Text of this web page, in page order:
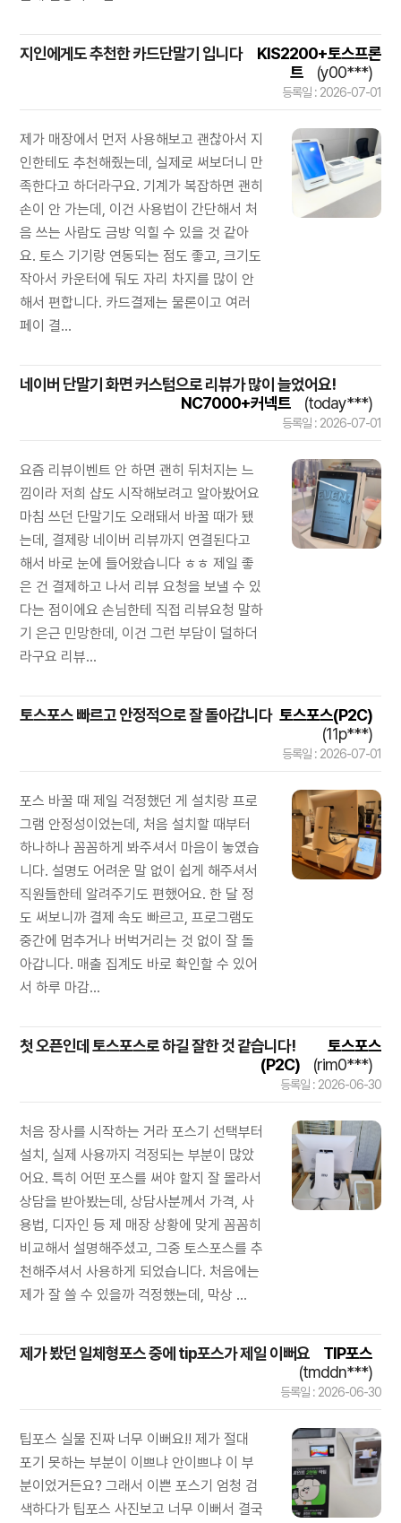
지인에게도 추천한 카드단말기 입니다
KIS2200+토스프론
트
(y00***)
등록일 : 2026-07-01
제가 매장에서 먼저 사용해보고 괜찮아서 지
인한테도 추천해줬는데, 실제로 써보더니 만
족한다고 하더라구요. 기계가 복잡하면 괜히
손이 안 가는데, 이건 사용법이 간단해서 처
음 쓰는 사람도 금방 익힐 수 있을 것 같아
요. 토스 기기랑 연동되는 점도 좋고, 크기도
작아서 카운터에 둬도 자리 차지를 많이 안
해서 편합니다. 카드결제는 물론이고 여러
페이 결...
네이버 단말기 화면 커스텀으로 리뷰가 많이 늘었어요!
NC7000+커넥트
(today***)
등록일 : 2026-07-01
요즘 리뷰이벤트 안 하면 괜히 뒤처지는 느
낌이라 저희 샵도 시작해보려고 알아봤어요
마침 쓰던 단말기도 오래돼서 바꿀 때가 됐
는데, 결제랑 네이버 리뷰까지 연결된다고
해서 바로 눈에 들어왔습니다 ㅎㅎ 제일 좋
은 건 결제하고 나서 리뷰 요청을 보낼 수 있
다는 점이에요 손님한테 직접 리뷰요청 말하
기 은근 민망한데, 이건 그런 부담이 덜하더
라구요 리뷰...
토스포스 빠르고 안정적으로 잘 돌아갑니다 토스포스(P2C)
(11p***)
등록일 : 2026-07-01
포스 바꿀 때 제일 걱정했던 게 설치랑 프로
그램 안정성이었는데, 처음 설치할 때부터
하나하나 꼼꼼하게 봐주셔서 마음이 놓였습
니다. 설명도 어려운 말 없이 쉽게 해주셔서
직원들한테 알려주기도 편했어요. 한 달 정
도 써보니까 결제 속도 빠르고, 프로그램도
중간에 멈추거나 버벅거리는 것 없이 잘 돌
아갑니다. 매출 집계도 바로 확인할 수 있어
서 하루 마감...
첫 오픈인데 토스포스로 하길 잘한 것 같습니다!
토스포스
(P2C)
(rim0***)
등록일 : 2026-06-30
처음 장사를 시작하는 거라 포스기 선택부터
설치, 실제 사용까지 걱정되는 부분이 많았
어요. 특히 어떤 포스를 써야 할지 잘 몰라서
상담을 받아봤는데, 상담사분께서 가격, 사
용법, 디자인 등 제 매장 상황에 맞게 꼼꼼히
비교해서 설명해주셨고, 그중 토스포스를 추
천해주셔서 사용하게 되었습니다. 처음에는
제가 잘 쓸 수 있을까 걱정했는데, 막상 ...
제가 봤던 일체형포스 중에 tip포스가 제일 이뻐요
TIP포스
(tmddn***)
등록일 : 2026-06-30
팁포스 실물 진짜 너무 이뻐요!! 제가 절대
포기 못하는 부분이 이쁘냐 안이쁘냐 이 부
분이었거든요? 그래서 이쁜 포스기 엄청 검
색하다가 팁포스 사진보고 너무 이뻐서 결국